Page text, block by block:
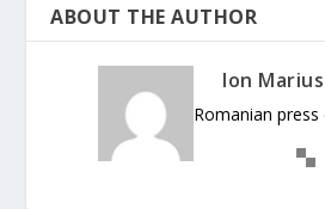
ABOUT THE AUTHOR
Ion
Romanian